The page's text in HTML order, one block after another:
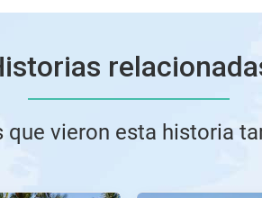
que vieron esta historia